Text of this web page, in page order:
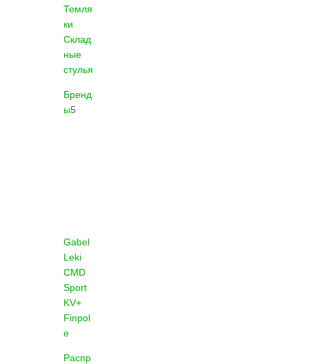
Темля
ки
Склад
ные
стулья
Бренд
ы5
Gabel
Leki
CMD
Sport
KV+
Finpol
e
Распр